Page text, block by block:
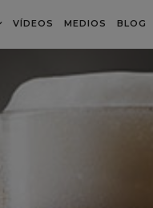
VÍDEOS MEDIOS BLOG